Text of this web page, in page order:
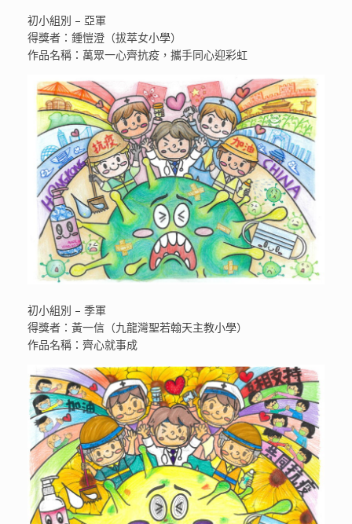
初小組別 – 亞軍
得獎者：鍾愷澄（拔萃女小學）
作品名稱：萬眾一心齊抗疫，攜手同心迎彩虹
初小組別 – 季軍
得獎者：黃一信（九龍灣聖若翰天主教小學）
作品名稱：齊心就事成